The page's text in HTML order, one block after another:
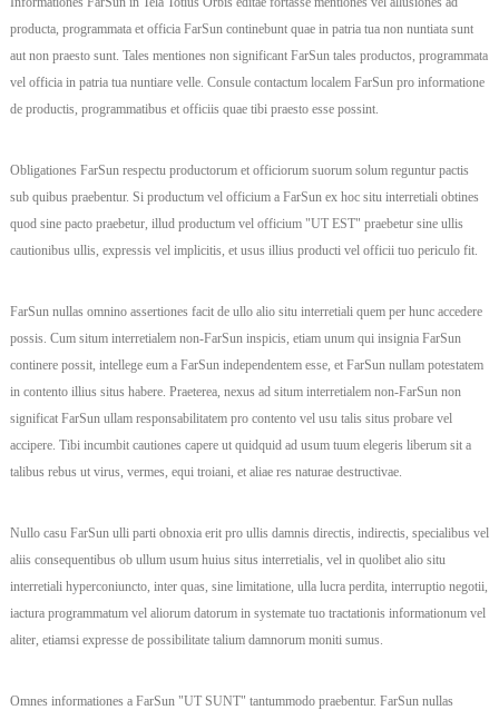
producta, programmata et officia FarSun continebunt quae in patria tua non nuntiata sunt
aut non praesto sunt. Tales mentiones non significant FarSun tales productos, programmata
vel officia in patria tua nuntiare velle. Consule contactum localem FarSun pro informatione
de productis, programmatibus et officiis quae tibi praesto esse possint.
Obligationes FarSun respectu productorum et officiorum suorum solum reguntur pactis
sub quibus praebentur. Si productum vel officium a FarSun ex hoc situ interretiali obtines
quod sine pacto praebetur, illud productum vel officium "UT EST" praebetur sine ullis
cautionibus ullis, expressis vel implicitis, et usus illius producti vel officii tuo periculo fit.
FarSun nullas omnino assertiones facit de ullo alio situ interretiali quem per hunc accedere
possis. Cum situm interretialem non-FarSun inspicis, etiam unum qui insignia FarSun
continere possit, intellege eum a FarSun independentem esse, et FarSun nullam potestatem
in contento illius situs habere. Praeterea, nexus ad situm interretialem non-FarSun non
significat FarSun ullam responsabilitatem pro contento vel usu talis situs probare vel
accipere. Tibi incumbit cautiones capere ut quidquid ad usum tuum elegeris liberum sit a
talibus rebus ut virus, vermes, equi troiani, et aliae res naturae destructivae.
Nullo casu FarSun ulli parti obnoxia erit pro ullis damnis directis, indirectis, specialibus vel
aliis consequentibus ob ullum usum huius situs interretialis, vel in quolibet alio situ
interretiali hyperconiuncto, inter quas, sine limitatione, ulla lucra perdita, interruptio negotii,
iactura programmatum vel aliorum datorum in systemate tuo tractationis informationum vel
aliter, etiamsi expresse de possibilitate talium damnorum moniti sumus.
Omnes informationes a FarSun "UT SUNT" tantummodo praebentur. FarSun nullas